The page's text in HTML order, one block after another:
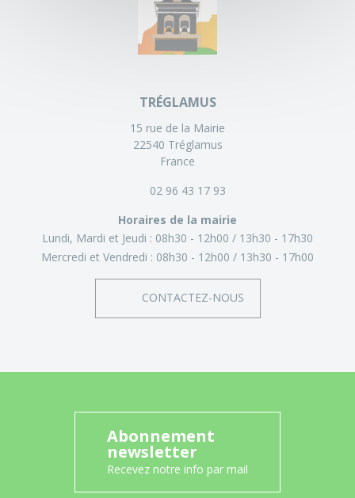
TRÉGLAMUS
15 rue de la Mairie
22540 Tréglamus
France
02 96 43 17 93
Horaires de la mairie
Lundi, Mardi et Jeudi : 08h30 - 12h00
13h30 - 17h30
Mercredi et Vendredi : 08h30 - 12h00 13h30 - 17h00
CONTACTEZ-NOUS
Abonnement
newsletter
Recevez notre info par mail